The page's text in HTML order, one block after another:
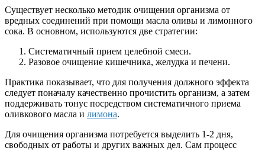
Существует несколько методик очищения организма от
вредных соединений при помощи масла оливы и лимонного
сока. В основном, используются две стратегии:
Систематичный прием целебной смеси.
Разовое очищение кишечника, желудка и печени.
Практика показывает, что для получения должного эффекта
следует поначалу качественно прочистить организм, а затем
поддерживать тонус посредством систематичного приема
оливкового масла и лимона.
Для очищения организма потребуется выделить 1-2 дня,
свободных от работы и других важных дел. Сам процесс